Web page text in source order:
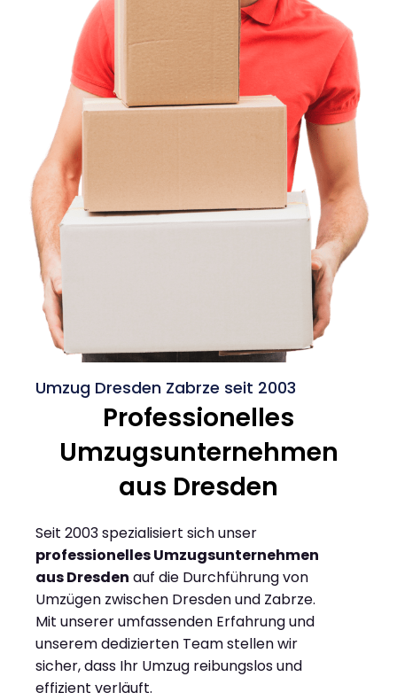
Umzug Dresden Zabrze seit 2003
Professionelles
Umzugsunternehmen
aus Dresden
Seit 2003 spezialisiert sich unser
professionelles Umzugsunternehmen
aus Dresden auf die Durchführung von
Umzügen zwischen Dresden und Zabrze.
Mit unserer umfassenden Erfahrung und
unserem dedizierten Team stellen wir
sicher, dass Ihr Umzug reibungslos und
effizient verläuft.